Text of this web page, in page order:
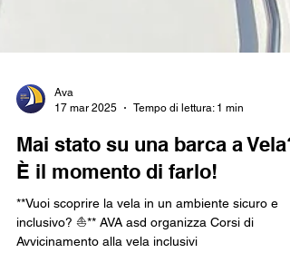
17 mar 2025
Tempo di lettura: 1 min
Mai stato su una barca a Vela?
È il momento di farlo!
**Vuoi scoprire la vela in un ambiente sicuro e